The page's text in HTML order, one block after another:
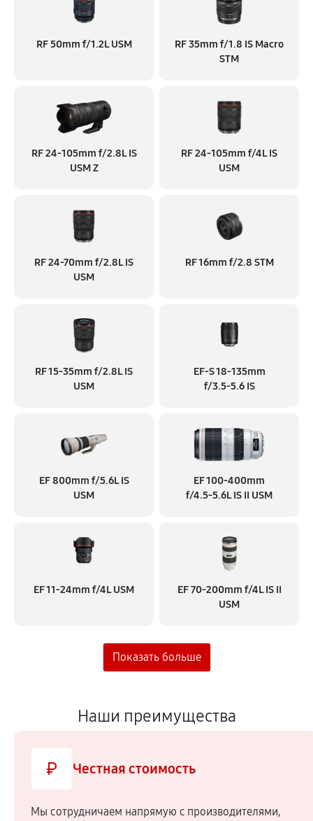
RF 50mm f/1.2L USM
RF 35mm f/1.8 IS Macro
STM
RF 24‑105mm f/2.8L IS
USM Z
RF 24‑105mm f/4L IS
USM
RF 24‑70mm f/2.8L IS
USM
RF 16mm f/2.8 STM
RF 15‑35mm f/2.8L IS
USM
EF‑S 18‑135mm
f/3.5‑5.6 IS
EF 800mm f/5.6L IS
USM
EF 100‑400mm
f/4.5‑5.6L IS II USM
EF 11‑24mm f/4L USM
EF 70‑200mm f/4L IS II
USM
Наши преимущества
Честная стоимость
Мы сотрудничаем напрямую c производителями,